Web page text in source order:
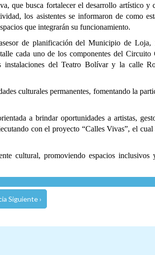
que busca fortalecer el desarrollo artístico y
los asistentes se informaron de como
que integrarán su funcionamiento.
de planificación del Municipio de Loja,
cada uno de los componentes del Circuito
instalaciones del Teatro Bolívar y la calle
culturales permanentes, fomentando la
a brindar oportunidades a artistas,
con el proyecto “Calles Vivas”, el
cultural, promoviendo espacios inclusivos
Siguiente ›